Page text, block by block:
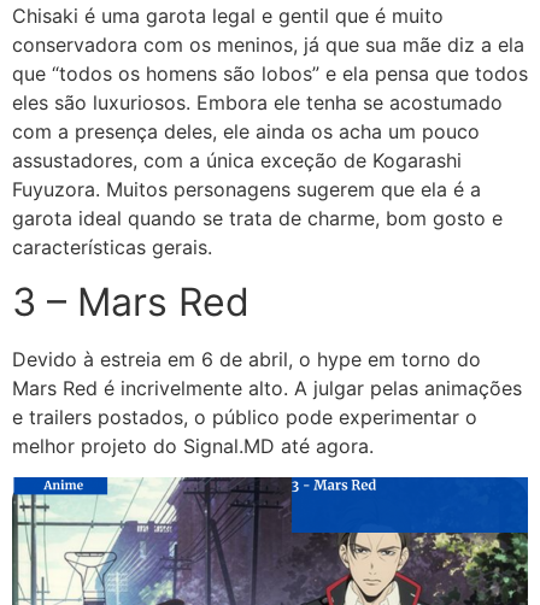
Chisaki é uma garota legal e gentil que é muito
conservadora com os meninos, já que sua mãe diz a ela
que “todos os homens são lobos” e ela pensa que todos
eles são luxuriosos. Embora ele tenha se acostumado
com a presença deles, ele ainda os acha um pouco
assustadores, com a única exceção de Kogarashi
Fuyuzora. Muitos personagens sugerem que ela é a
garota ideal quando se trata de charme, bom gosto e
características gerais.
3 – Mars Red
Devido à estreia em 6 de abril, o hype em torno do
Mars Red é incrivelmente alto. A julgar pelas animações
e trailers postados, o público pode experimentar o
melhor projeto do Signal.MD até agora.